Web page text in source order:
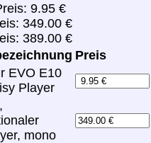
9.95 €
349.00 €
389.00 €
Preis
EVO E10
Player
mono